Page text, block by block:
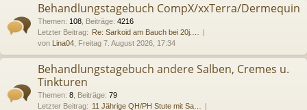
Behandlungstagebuch CompX/xxTerra/Dermequin
Themen: 108 Beiträge: 4216
Letzter Beitrag: Re: Sarkoid am Bauch bei 20j.…
von Lina04 , Freitag 7. August 2026, 17:34
Behandlungstagebuch andere Salben, Cremes u.
Tinkturen
Themen: 8 Beiträge: 79
Letzter Beitrag: 11 Jährige QH/PH Stute mit Sa…